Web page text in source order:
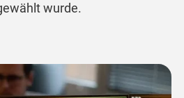
wurde.